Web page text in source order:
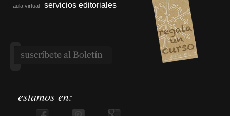
aula virtual | servicios editoriales
estamos en: